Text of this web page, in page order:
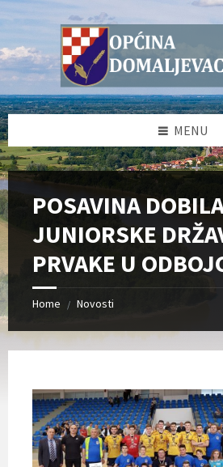
Skip
to
Skip
to
sidebar
Skip
to
sidebar
Skip
to
MENU
POSAVINA
JUNIORSKE
PRVAKE U
Home / Novosti